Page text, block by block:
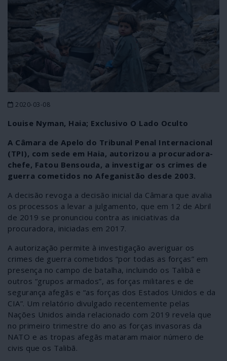
2020-03-08
Louise Nyman, Haia; Exclusivo O Lado Oculto
A Câmara de Apelo do Tribunal Penal Internacional
(TPI), com sede em Haia, autorizou a procuradora-
chefe, Fatou Bensouda, a investigar os crimes de
guerra cometidos no Afeganistão desde 2003.
A decisão revoga a decisão inicial da Câmara que avalia
os processos a levar a julgamento, que em 12 de Abril
de 2019 se pronunciou contra as iniciativas da
procuradora, iniciadas em 2017.
A autorização permite à investigação averiguar os
crimes de guerra cometidos “por todas as forças” em
presença no campo de batalha, incluindo os Talibã e
outros “grupos armados”, as forças militares e de
segurança afegãs e “as forças dos Estados Unidos e da
CIA”. Um relatório divulgado recentemente pelas
Nações Unidos ainda relacionado com 2019 revela que
no primeiro trimestre do ano as forças invasoras da
NATO e as tropas afegãs mataram maior número de
civis que os Talibã.